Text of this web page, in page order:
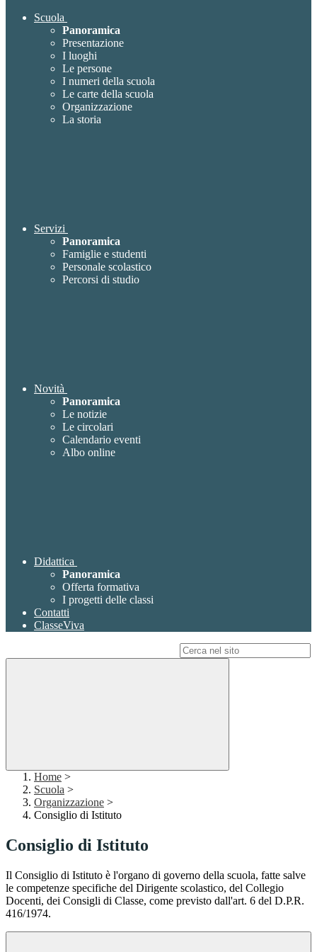
Scuola
Panoramica
Presentazione
I luoghi
Le persone
I numeri della scuola
Le carte della scuola
Organizzazione
La storia
Servizi
Panoramica
Famiglie e studenti
Personale scolastico
Percorsi di studio
Novità
Panoramica
Le notizie
Le circolari
Calendario eventi
Albo online
Didattica
Panoramica
Offerta formativa
I progetti delle classi
Contatti
ClasseViva
Home >
Scuola >
Organizzazione >
Consiglio di Istituto
Consiglio di Istituto
Il Consiglio di Istituto è l'organo di governo della scuola, fatte salve
le competenze specifiche del Dirigente scolastico, del Collegio
Docenti, dei Consigli di Classe, come previsto dall'art. 6 del D.P.R.
416/1974.